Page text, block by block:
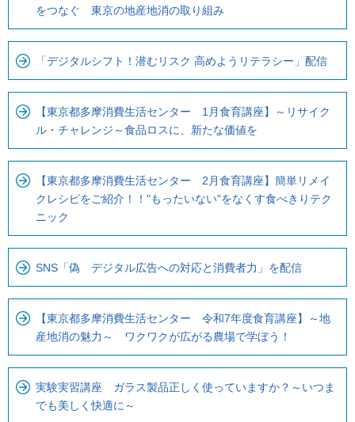
をつなぐ 東京の地産地消の取り組み
「デジタルシフト！潜むリスク 高めようリテラシー」配信
【東京都多摩消費生活センター 1月食育講座】～リサイク
ル・チャレンジ～食品ロスに、新たな価値を
【東京都多摩消費生活センター 2月食育講座】簡単リメイ
クレシピをご紹介！！"もったいない"をなくす食べきりテク
ニック
SNS「偽 デジタル広告への対応と消費者力」を配信
【東京都多摩消費生活センター 令和7年度食育講座】～地
産地消の魅力～ ワクワクが広がる農場で学ぼう！
実験実習講座 ガラス製品正しく使っていますか？～いつま
でも美しく快適に～